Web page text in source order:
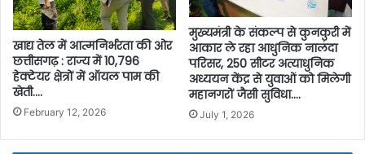
खाद्य तेल में आत्मनिर्भरता की ओर
छत्तीसगढ़ : राज्य में 10,796
हेक्टेयर क्षेत्रों में ऑयल पाम की
खेती….
February 12, 2026
मुख्यमंत्री के संकल्प से कुनकुरी में
आकार ले रहा आधुनिक नालंदा
परिसर, 250 सीटर अत्याधुनिक
अध्ययन केंद्र से युवाओं को मिलेगी
महानगरों जैसी सुविधा….
July 1, 2026